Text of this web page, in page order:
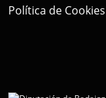
Política de Cookies